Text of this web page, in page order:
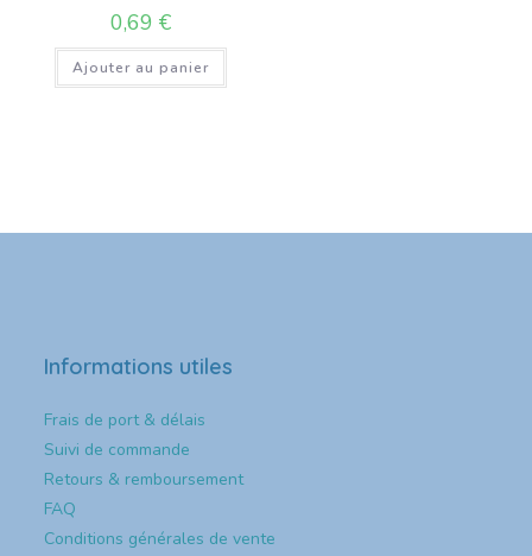
0,69 €
Ajouter au panier
Informations utiles
Frais de port & délais
Suivi de commande
Retours & remboursement
FAQ
Conditions générales de vente